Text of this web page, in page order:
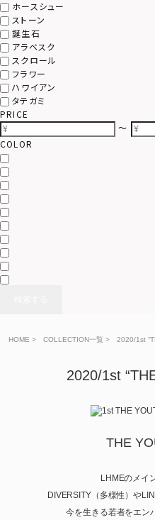
ホースシュー
ストーン
誕生石
アラベスク
スクロール
フラワー
ハワイアン
タテガミ
PRICE
〜
COLOR
HOME > COLLECTION一覧 > 2020/1st
2020/1st
THE
LHMEのメイ
DIVERSITY（多様性）や
今を生きる若者をエン